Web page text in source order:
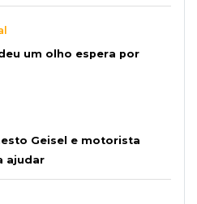
um olho espera por
Geisel e motorista
ajudar